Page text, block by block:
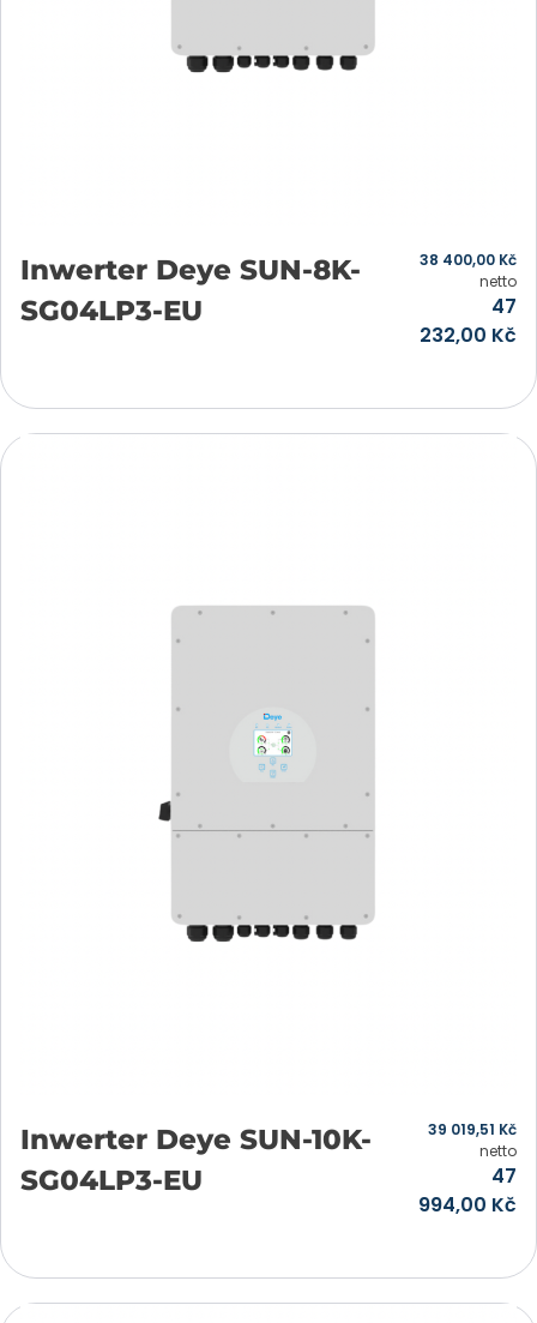
Inwerter Deye SUN-8K-
SG04LP3-EU
47
232,00 Kč
38 400,00 Kč
netto
Inwerter Deye SUN-10K-
SG04LP3-EU
47
994,00 Kč
39 019,51 Kč
netto